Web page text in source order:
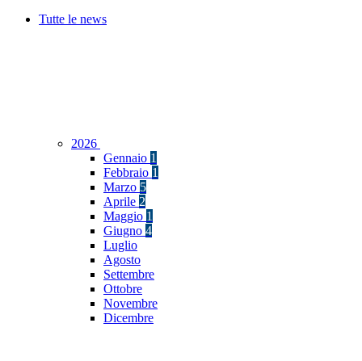
Tutte le news
2026
Gennaio 1
Febbraio 1
Marzo 5
Aprile 2
Maggio 1
Giugno 4
Luglio
Agosto
Settembre
Ottobre
Novembre
Dicembre